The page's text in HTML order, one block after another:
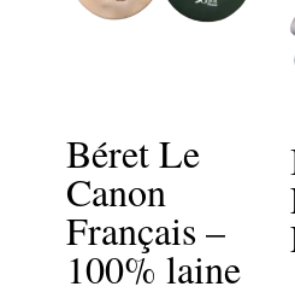
Béret Le
Canon
Français –
100% laine